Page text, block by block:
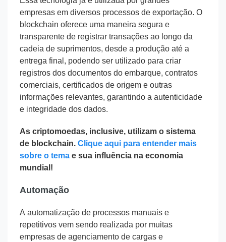
empresas em diversos processos de exportação. O
blockchain oferece uma maneira segura e
transparente de registrar transações ao longo da
cadeia de suprimentos, desde a produção até a
entrega final, podendo ser utilizado para criar
registros ​​dos documentos do embarque, contratos
comerciais, certificados de origem e outras
informações relevantes, garantindo a autenticidade
e integridade dos dados.
As criptomoedas, inclusive, utilizam o sistema
de blockchain. Clique aqui para entender mais
sobre o tema e sua influência na economia
mundial!
Automação
A automatização de processos manuais e
repetitivos vem sendo realizada por muitas
empresas de agenciamento de cargas e